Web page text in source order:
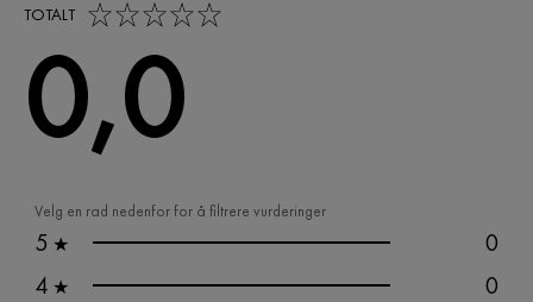
Velg en rad nedenfor for å filtrere vurderinger
5 ★
0
4 ★
0
TOTALT
0,0 out of 5 stars
0,0